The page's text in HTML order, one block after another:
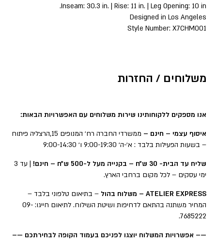
Inseam: 30.3 in. | Rise: 11 in. | Leg Opening: 10 in.
Designed in Los Angeles
Style Number: X7CHM001
משלוחים / החזרות
אנו מספקים ללקוחותינו שירות משלוחים עם האפשרויות הבאות:
איסוף עצמי – חינם –
ממשרדי החברה רח׳ המנופים 15,הרצליה פיתוח
– בשעות הפעילות בלבד : א׳-ה׳ 9:00-19:30 ו׳ 9:00-14:30
שליח עד הבית- 30 ש״ח – בקנייה מעל ל-500 ש״ח – חינם!
| עד 3
ימי עסקים – לכל מקום ברחבי הארץ.
ATELIER EXPRESS – משלוח בהול
– בתיאום טלפוני בלבד –
המחיר משתנה בהתאם לדחיפות ושיטת השילוח. לתיאום חייגו: 09-
7685222.
—– אפשרויות המשלוח יוצגו לפניכם בעמוד הקופה לבחירתכם —–